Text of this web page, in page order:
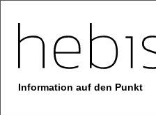
Information auf den Punkt